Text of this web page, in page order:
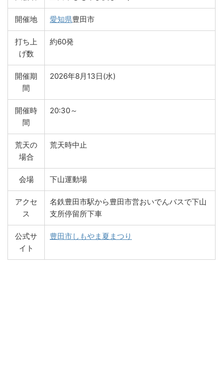
開催地 愛知県豊田市
打ち上
げ数
約60発
開催期
間
2026年8月13日(水)
開催時
間
20:30～
荒天の
場合
荒天時中止
会場 下山運動場
アクセ
ス
名鉄豊田市駅から豊田市営おいでんバスで下山
支所停留所下車
公式サ
イト
豊田市しもやま夏まつり